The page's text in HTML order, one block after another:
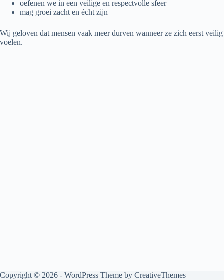
oefenen we in een veilige en respectvolle sfeer
mag groei zacht en écht zijn
Wij geloven dat mensen vaak meer durven wanneer ze zich eerst veilig
voelen.
Copyright © 2026 - WordPress Theme by CreativeThemes